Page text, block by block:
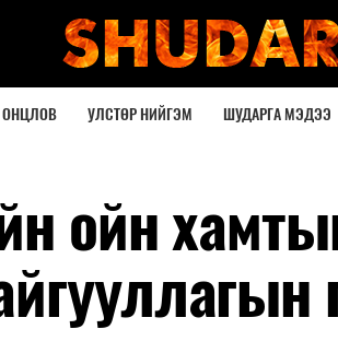
УЛСТӨР НИЙГЭМ ШУДАРГА МЭДЭЭ
ойн